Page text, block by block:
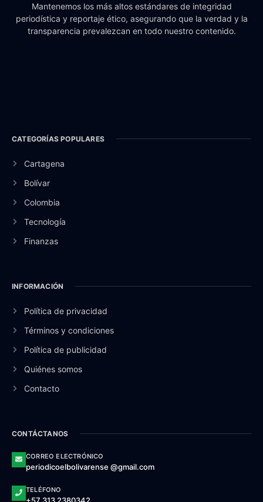
Mantenemos los más altos estándares de integridad
periodística y reportaje ético, asegurando que la verdad y la
transparencia prevalezcan en todo nuestro contenido.
CATEGORÍAS POPULARES
Cartagena
Bolívar
Colombia
Tecnología
Finanzas
INFORMACIÓN
Política de privacidad
Términos y condiciones
Política de publicidad
Quiénes somos
Contacto
CONTÁCTANOS
CORREO ELECTRÓNICO
periodicoelbolivarense @gmail.com
TELÉFONO
+57 313 2380342